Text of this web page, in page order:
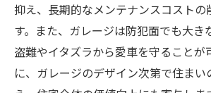
抑え、長期的なメンテナンスコストの
す。また、ガレージは防犯面でも大き
盗難やイタズラから愛車を守ることが
に、ガレージのデザイン次第で住ま